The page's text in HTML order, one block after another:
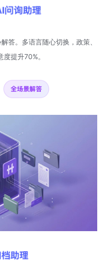
答。多语言随心切换，政策、
提升70%。